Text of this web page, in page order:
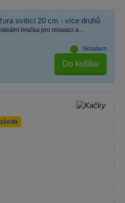
svítící 20 cm - více druhů
hračka pro relaxaci a...
Skladem
Do košíku